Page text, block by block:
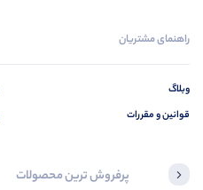
راهنمای مشتریان
وبلاگ
قوانین و مقررات
پرفروش ترین محصولات